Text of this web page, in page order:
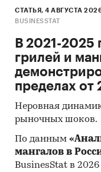
СТАТЬЯ, 4 АВГУСТА
BUSINESSTAT
В 2021-2025
грилей и
пределах от
Неровная
рыночных шоков.
По данным
мангалов в
BusinesStat в 2026